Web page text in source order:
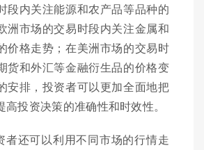
段内关注能源和农产品等品种的
洲市场的交易时段内关注金属和
价格走势；在美洲市场的交易时
货和外汇等金融衍生品的价格变
安排，投资者可以更加全面地把
投资决策的准确性和时效性。
者还可以利用不同市场的行情走